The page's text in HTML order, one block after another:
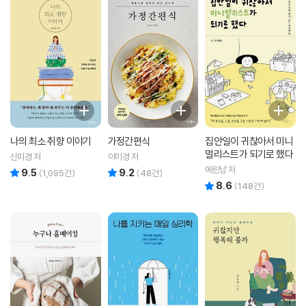
나의 최소 취향 이야기
신미경 저
9.5 (1,095건)
가정간편식
이미경 저
9.2 (48건)
집안일이 귀찮아서 미니
멀리스트가 되기로 했다
에린남 저
8.6 (148건)